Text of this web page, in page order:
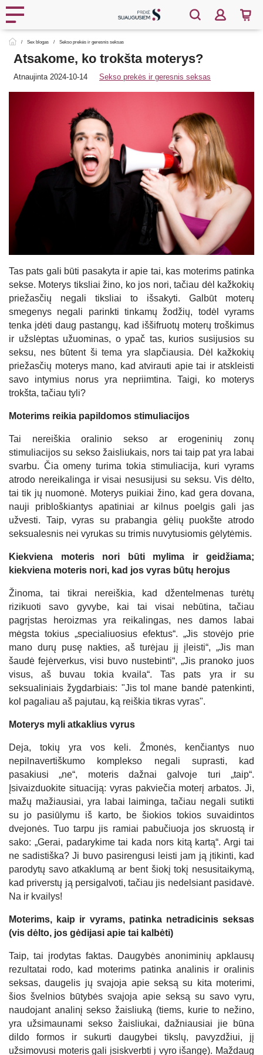
Sex blogas Sekso prekės ir geresnis seksas
Atsakome, ko trokšta moterys?
Atnaujinta 2024-10-14 Sekso prekės ir geresnis seksas
Tas pats gali būti pasakyta ir apie tai, kas moterims patinka
sekse. Moterys tiksliai žino, ko jos nori, tačiau dėl kažkokių
priežasčių negali tiksliai to išsakyti. Galbūt moterų
smegenys negali parinkti tinkamų žodžių, todėl vyrams
tenka įdėti daug pastangų, kad iššifruotų moterų troškimus
ir užslėptas užuominas, o ypač tas, kurios susijusios su
seksu, nes būtent ši tema yra slapčiausia. Dėl kažkokių
priežasčių moterys mano, kad atvirauti apie tai ir atskleisti
savo intymius norus yra nepriimtina. Taigi, ko moterys
trokšta, tačiau tyli?
Moterims reikia papildomos stimuliacijos
Tai nereiškia oralinio sekso ar erogeninių zonų
stimuliacijos su sekso žaisliukais, nors tai taip pat yra labai
svarbu. Čia omeny turima tokia stimuliacija, kuri vyrams
atrodo nereikalinga ir visai nesusijusi su seksu. Vis dėlto,
tai tik jų nuomonė. Moterys puikiai žino, kad gera dovana,
nauji pribloškiantys apatiniai ar kilnus poelgis gali jas
užvesti. Taip, vyras su prabangia gėlių puokšte atrodo
seksualesnis nei vyrukas su trimis nuvytusiomis gėlytėmis.
Kiekviena moteris nori būti mylima ir geidžiama;
kiekviena moteris nori, kad jos vyras būtų herojus
Žinoma, tai tikrai nereiškia, kad džentelmenas turėtų
rizikuoti savo gyvybe, kai tai visai nebūtina, tačiau
pagrįstas heroizmas yra reikalingas, nes damos labai
mėgsta tokius „specialiuosius efektus“. „Jis stovėjo prie
mano durų pusę nakties, aš turėjau jį įleisti“, „Jis man
šaudė fejėrverkus, visi buvo nustebinti“, „Jis pranoko juos
visus, aš buvau tokia kvaila“. Tas pats yra ir su
seksualiniais žygdarbiais: "Jis tol mane bandė patenkinti,
kol pagaliau aš pajutau, ką reiškia tikras vyras".
Moterys myli atkaklius vyrus
Deja, tokių yra vos keli. Žmonės, kenčiantys nuo
nepilnavertiškumo komplekso negali suprasti, kad
pasakiusi „ne“, moteris dažnai galvoje turi „taip“.
Įsivaizduokite situaciją: vyras pakviečia moterį arbatos. Ji,
mažų mažiausiai, yra labai laiminga, tačiau negali sutikti
su jo pasiūlymu iš karto, be šiokios tokios suvaidintos
dvejonės. Tuo tarpu jis ramiai pabučiuoja jos skruostą ir
sako: „Gerai, padarykime tai kada nors kitą kartą“. Argi tai
ne sadistiška? Ji buvo pasirengusi leisti jam ją įtikinti, kad
parodytų savo atkaklumą ar bent šiokį tokį nesusitaikymą,
kad priverstų ją persigalvoti, tačiau jis nedelsiant pasidavė.
Na ir kvailys!
Moterims, kaip ir vyrams, patinka netradicinis seksas
(vis dėlto, jos gėdijasi apie tai kalbėti)
Taip, tai įrodytas faktas. Daugybės anoniminių apklausų
rezultatai rodo, kad moterims patinka analinis ir oralinis
seksas, daugelis jų svajoja apie seksą su kita moterimi,
šios švelnios būtybės svajoja apie seksą su savo vyru,
naudojant analinį sekso žaisliuką (tiems, kurie to nežino,
yra užsimaunami sekso žaisliukai, dažniausiai jie būna
dildo formos ir sukurti daugybei tikslų, pavyzdžiui, jį
užsimovusi moteris gali įsiskverbti į vyro išangę). Maždaug